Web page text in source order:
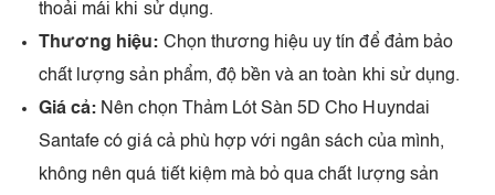
thoải mái khi sử dụng.
Thương hiệu: Chọn thương hiệu uy tín để đảm bảo
chất lượng sản phẩm, độ bền và an toàn khi sử dụng.
Giá cả: Nên chọn Thảm Lót Sàn 5D Cho Huyndai
Santafe có giá cả phù hợp với ngân sách của mình,
không nên quá tiết kiệm mà bỏ qua chất lượng sản